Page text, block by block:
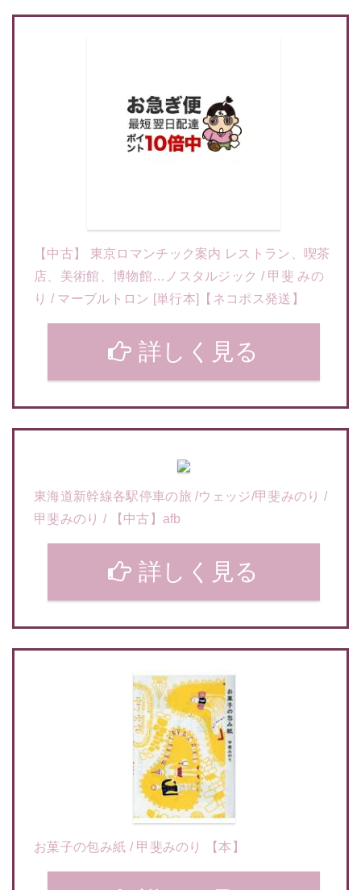
【中古】 東京ロマンチック案内 レストラン、喫茶
店、美術館、博物館…ノスタルジック / 甲斐 みの
り / マーブルトロン [単行本]【ネコポス発送】
詳しく見る
東海道新幹線各駅停車の旅 /ウェッジ/甲斐みのり /
甲斐みのり / 【中古】afb
詳しく見る
お菓子の包み紙 / 甲斐みのり 【本】